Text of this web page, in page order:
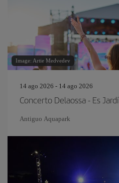
Image: Artie Medvedev
14 ago 2026 - 14 ago 2026
Concerto Delaossa - Es Jardí
Antiguo Aquapark